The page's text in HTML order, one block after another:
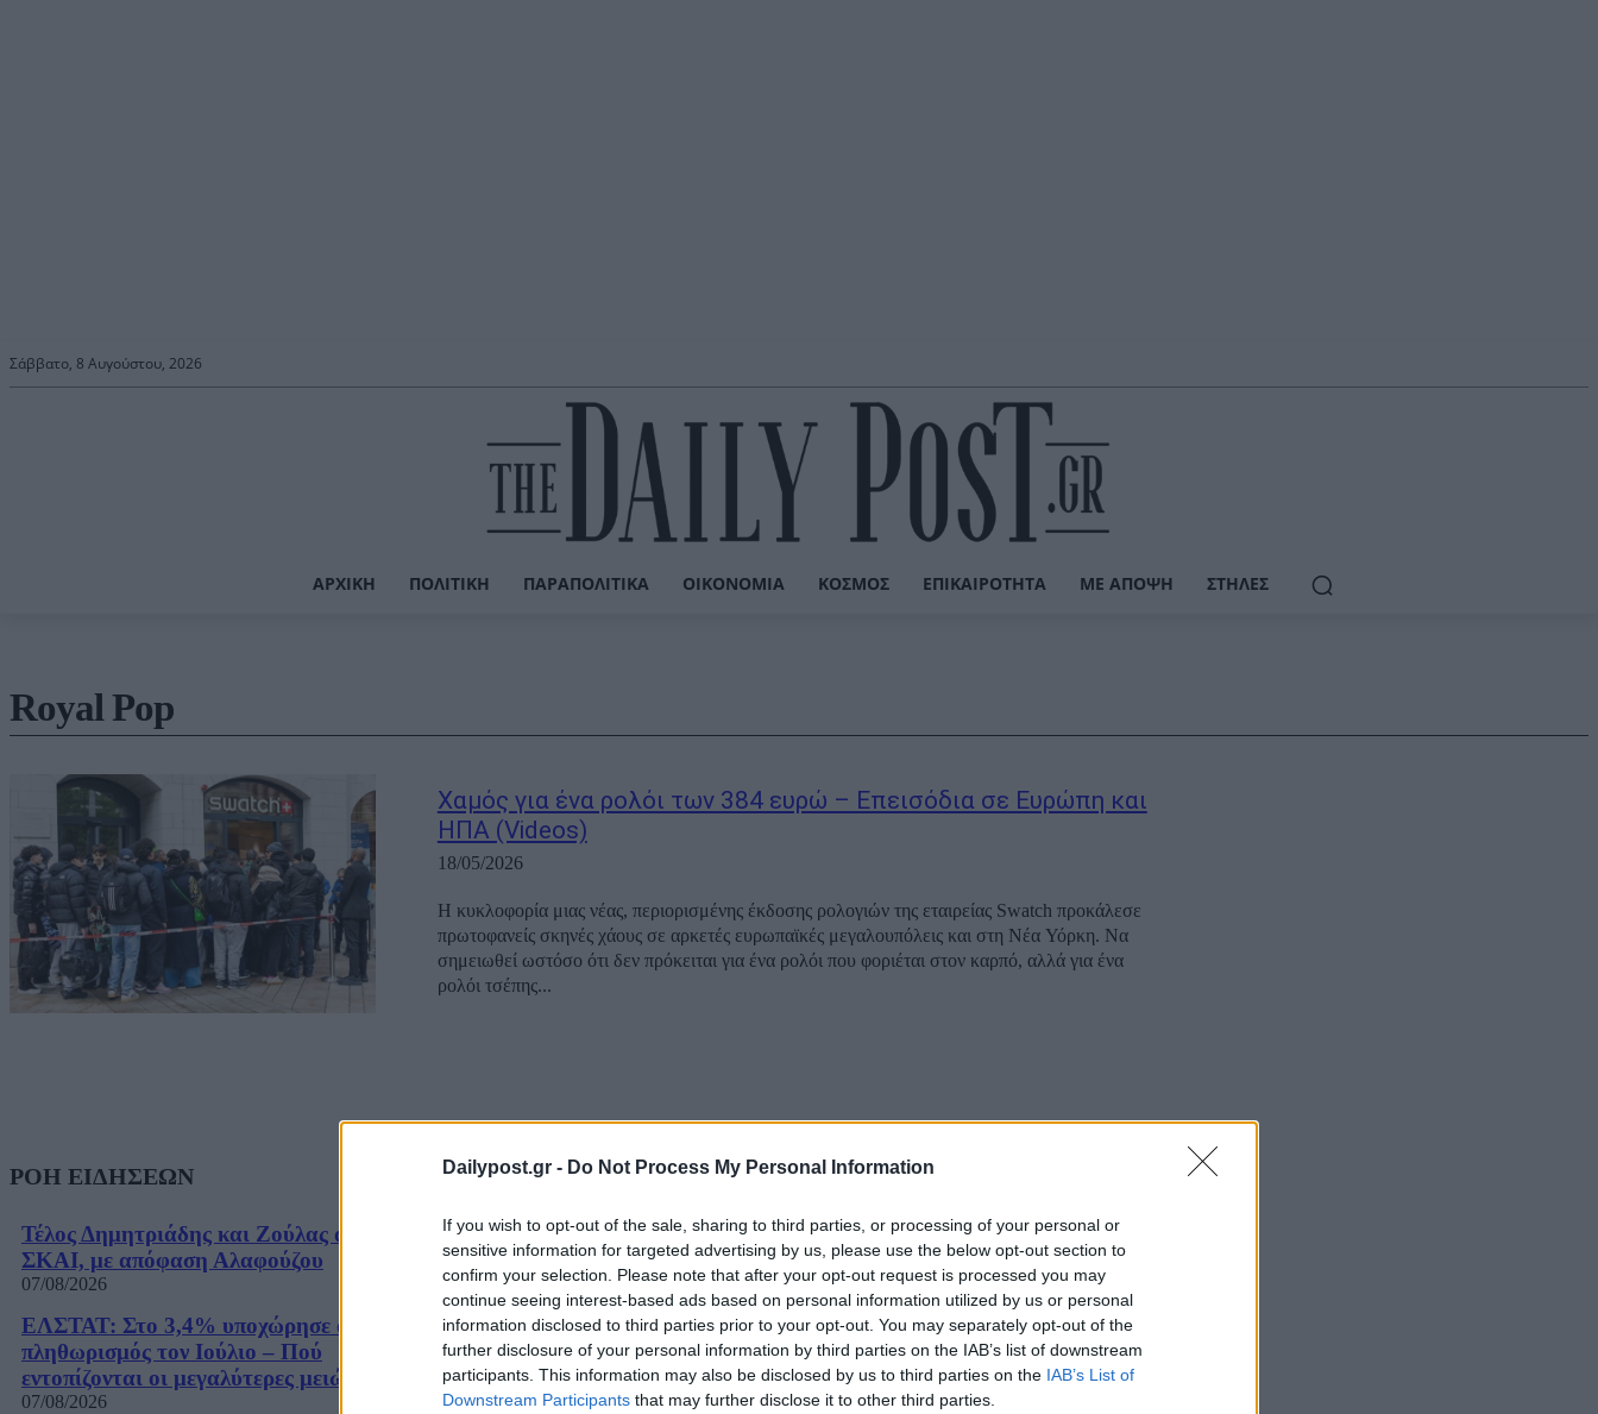
Dailypost.gr - Do Not Process My Personal Information
If you wish to opt-out of the sale, sharing to third parties, or processing of your personal or
sensitive information for targeted advertising by us, please use the below opt-out section to
confirm your selection. Please note that after your opt-out request is processed you may
continue seeing interest-based ads based on personal information utilized by us or personal
information disclosed to third parties prior to your opt-out. You may separately opt-out of the
further disclosure of your personal information by third parties on the IAB’s list of downstream
participants. This information may also be disclosed by us to third parties on the IAB’s List of
Downstream Participants that may further disclose it to other third parties.
Σάββατο, 8 Αυγούστου, 2026
ΑΡΧΙΚΉ ΠΟΛΙΤΙΚΉ ΠΑΡΑΠΟΛΙΤΙΚΆ ΟΙΚΟΝΟΜΊΑ ΚΌΣΜΟΣ ΕΠΙΚΑΙΡΌΤΗΤΑ ΜΕ ΆΠΟΨΗ ΣΤΉΛΕΣ
Royal Pop
Χαμός για ένα ρολόι των 384 ευρώ – Επεισόδια σε Ευρώπη και
ΗΠΑ (Videos)
18/05/2026
Η κυκλοφορία μιας νέας, περιορισμένης έκδοσης ρολογιών της εταιρείας Swatch προκάλεσε
πρωτοφανείς σκηνές χάους σε αρκετές ευρωπαϊκές μεγαλουπόλεις και στη Νέα Υόρκη. Να
σημειωθεί ωστόσο ότι δεν πρόκειται για ένα ρολόι που φοριέται στον καρπό, αλλά για ένα
ρολόι τσέπης...
ΡΟΗ ΕΙΔΗΣΕΩΝ
Τέλος Δημητριάδης και Ζούλας από τον
ΣΚΑΙ, με απόφαση Αλαφούζου
07/08/2026
ΕΛΣΤΑΤ: Στο 3,4% υποχώρησε ο
πληθωρισμός τον Ιούλιο – Πού
εντοπίζονται οι μεγαλύτερες μειώσεις
07/08/2026